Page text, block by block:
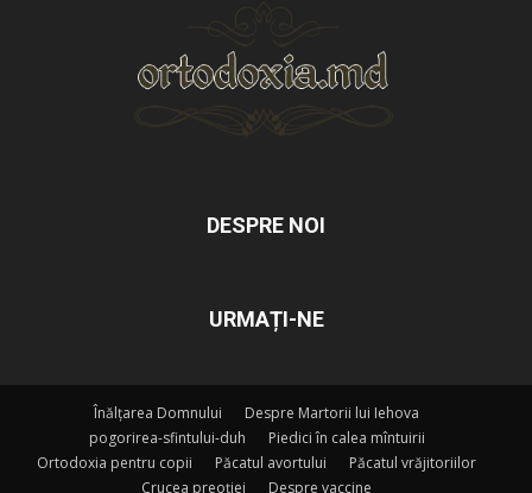
DESPRE NOI
URMAȚI-NE
Înălțarea Domnului
Despre Martorii lui Iehova
pogorirea-sfintului-duh
Piedici în calea mîntuirii
Ortodoxia pentru copii
Păcatul avortului
Păcatul vrăjitoriilor
Crucea preoției
Despre vaccine